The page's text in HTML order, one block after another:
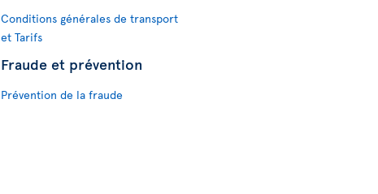
Conditions générales de transport
et Tarifs
Fraude et prévention
Prévention de la fraude